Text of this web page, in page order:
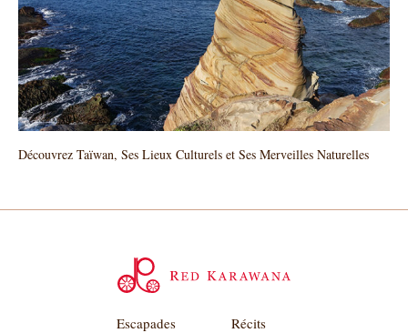
Découvrez Taïwan, Ses Lieux Culturels et Ses Merveilles Naturelles
Escapades Récits